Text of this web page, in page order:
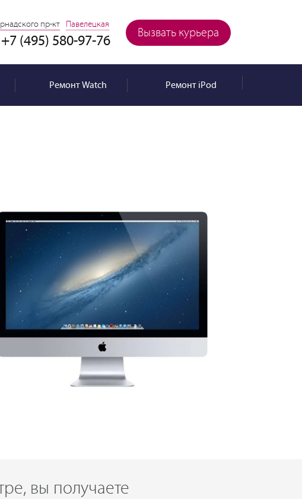
Вызвать курьера
пр-кт Павелецкая
+7 (495) 580-97-76
РемонтWatch РемонтiPod
вы получаете